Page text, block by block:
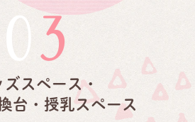
03
ズスペース・
台・授乳スペース